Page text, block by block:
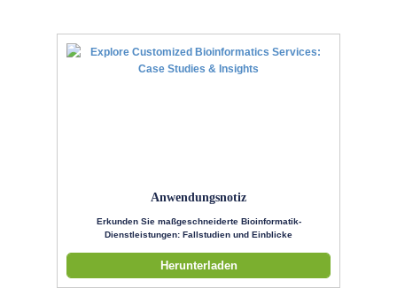
Anwendungsnotiz
Erkunden Sie maßgeschneiderte Bioinformatik-
Dienstleistungen: Fallstudien und Einblicke
Herunterladen